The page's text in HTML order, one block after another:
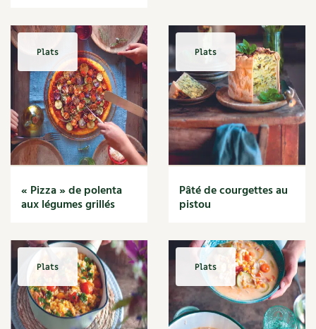
Plats
« Pizza » de polenta
aux légumes grillés
Plats
Pâté de courgettes au
pistou
Plats Plats